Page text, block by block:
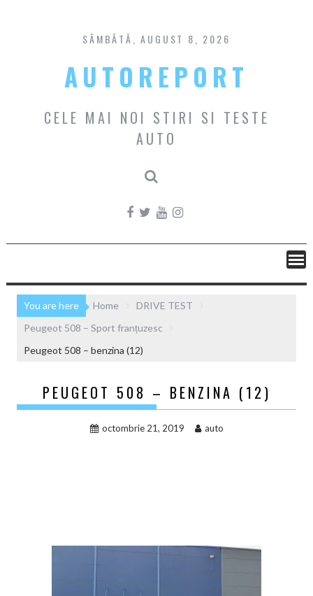
content
SÂMBĂTĂ, AUGUST 8, 2026
AUTOREPORT
CELE MAI NOI STIRI SI TESTE
AUTO
You are here Home
DRIVE TEST
Peugeot 508 – Sport franțuzesc
Peugeot 508 – benzina (12)
PEUGEOT 508 – BENZINA (12)
octombrie 21, 2019 auto